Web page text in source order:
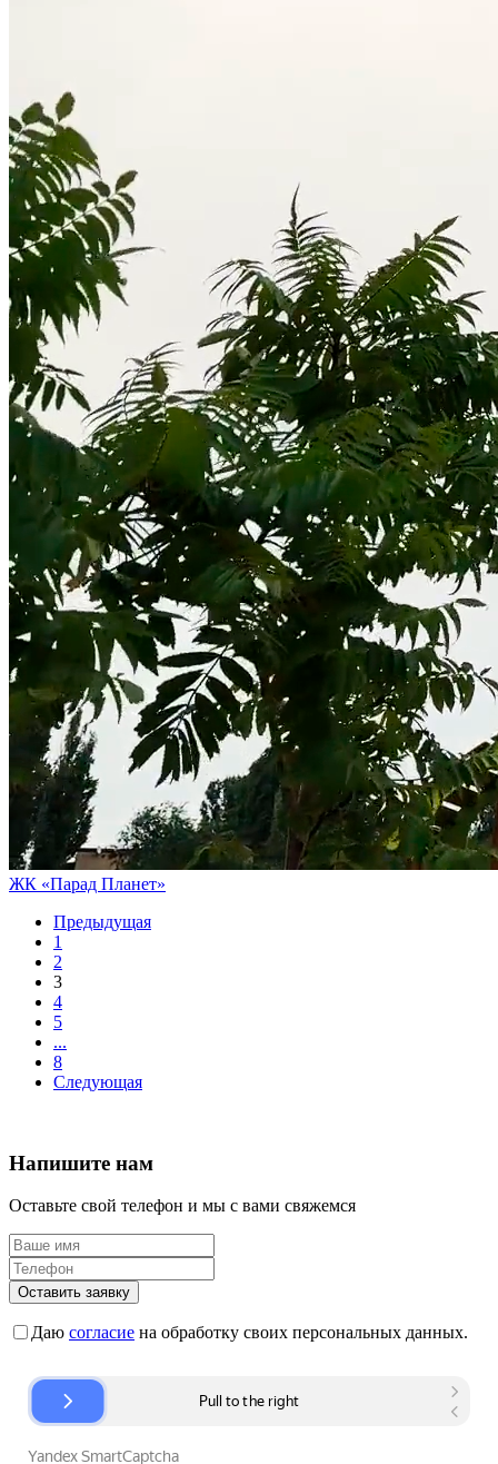
ЖК «Парад Планет»
Предыдущая
1
2
3
4
5
...
8
Следующая
Напишите нам
Оставьте свой телефон и мы с вами свяжемся
Оставить заявку
Даю согласие на обработку своих персональных данных.